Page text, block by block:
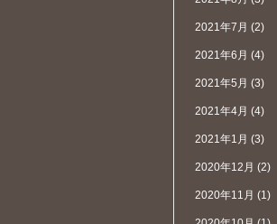
2021年7月 (2)
2021年6月 (4)
2021年5月 (3)
2021年4月 (4)
2021年1月 (3)
2020年12月 (2)
2020年11月 (1)